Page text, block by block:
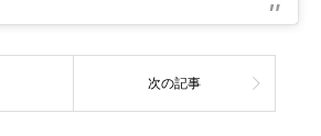
次の記事